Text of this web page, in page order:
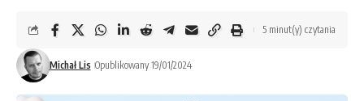
Michał Lis Opublikowany 19/01/2024
5 minut(y) czytania